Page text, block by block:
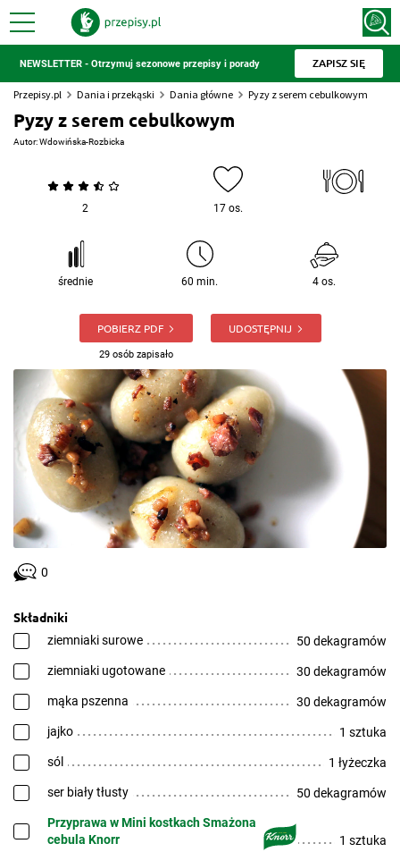
NEWSLETTER - Otrzymuj sezonowe przepisy i porady ZAPISZ SIĘ
Przepisy.pl Dania i przekąski Dania główne Pyzy z serem cebulkowym
Pyzy z serem cebulkowym
Autor:Wdowińska-Rozbicka
2 17 os.
średnie 60 min. 4 os.
POBIERZ PDF
29 osób zapisało
UDOSTĘPNIJ
0
Składniki
ziemniaki surowe 50 dekagramów
ziemniaki ugotowane 30 dekagramów
mąka pszenna 30 dekagramów
jajko 1 sztuka
sól 1 łyżeczka
ser biały tłusty 50 dekagramów
Przyprawa w Mini kostkach Smażona
cebula Knorr
1 sztuka